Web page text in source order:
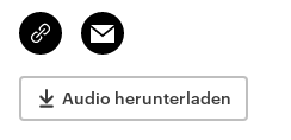
Link
kopieren/teilen
Email
Audio herunterladen